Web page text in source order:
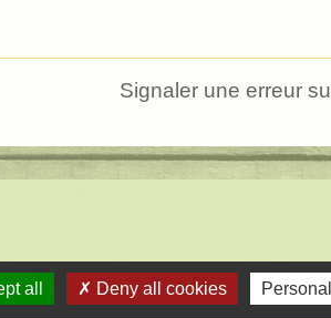
Signaler une erreur
all Deny all cookies